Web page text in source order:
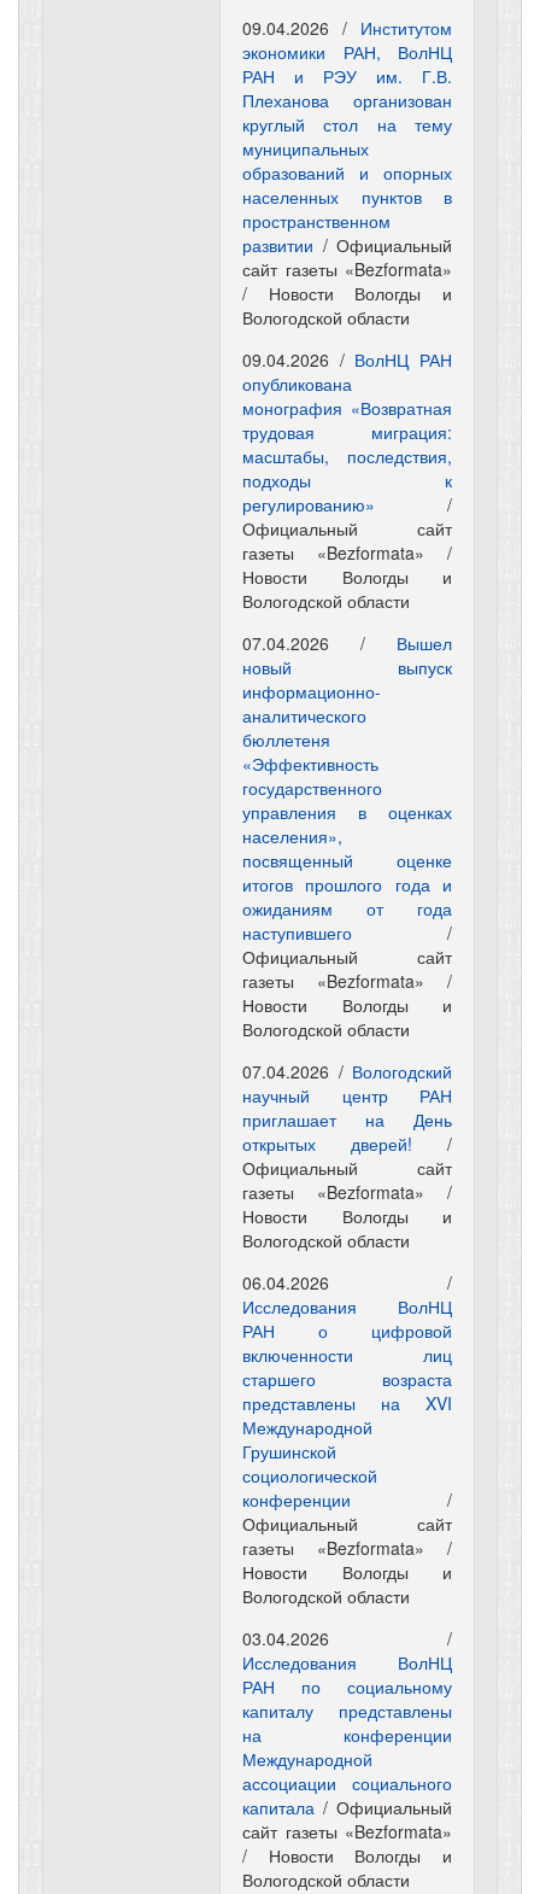
09.04.2026 / Институтом
экономики РАН, ВолНЦ
РАН и РЭУ им. Г.В.
Плеханова организован
круглый стол на тему
муниципальных
образований и опорных
населенных пунктов в
пространственном
развитии / Официальный
сайт газеты «Bezformata»
/ Новости Вологды и
Вологодской области
09.04.2026 / ВолНЦ РАН
опубликована
монография «Возвратная
трудовая миграция:
масштабы, последствия,
подходы к
регулированию» /
Официальный сайт
газеты «Bezformata» /
Новости Вологды и
Вологодской области
07.04.2026 / Вышел
новый выпуск
информационно-
аналитического
бюллетеня
«Эффективность
государственного
управления в оценках
населения»,
посвященный оценке
итогов прошлого года и
ожиданиям от года
наступившего /
Официальный сайт
газеты «Bezformata» /
Новости Вологды и
Вологодской области
07.04.2026 / Вологодский
научный центр РАН
приглашает на День
открытых дверей! /
Официальный сайт
газеты «Bezformata» /
Новости Вологды и
Вологодской области
06.04.2026 /
Исследования ВолНЦ
РАН о цифровой
включенности лиц
старшего возраста
представлены на XVI
Международной
Грушинской
социологической
конференции /
Официальный сайт
газеты «Bezformata» /
Новости Вологды и
Вологодской области
03.04.2026 /
Исследования ВолНЦ
РАН по социальному
капиталу представлены
на конференции
Международной
ассоциации социального
капитала / Официальный
сайт газеты «Bezformata»
/ Новости Вологды и
Вологодской области